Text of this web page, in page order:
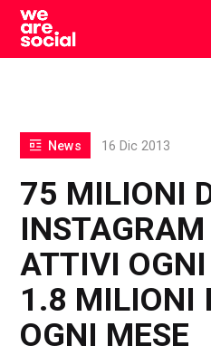
Skip
content
75 MILIONI
INSTAGRAM
ATTIVI OGNI
1.8 MILIONI
OGNI MESE
News 16 Dic 2013